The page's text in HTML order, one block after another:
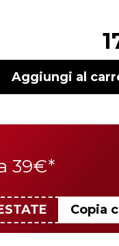
Aggiungi al
39€*
Copia